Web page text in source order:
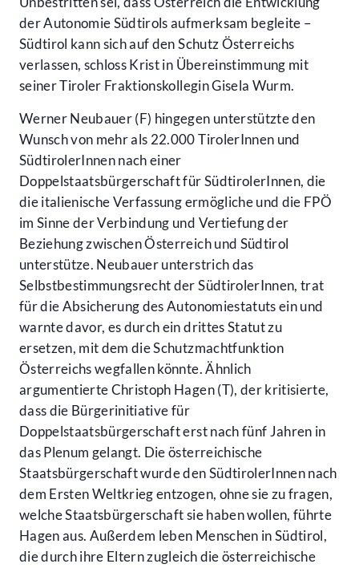
der Autonomie Südtirols aufmerksam begleite –
Südtirol kann sich auf den Schutz Österreichs
verlassen, schloss Krist in Übereinstimmung mit
seiner Tiroler Fraktionskollegin Gisela Wurm.
Werner Neubauer (F) hingegen unterstützte den
Wunsch von mehr als 22.000 TirolerInnen und
SüdtirolerInnen nach einer
Doppelstaatsbürgerschaft für SüdtirolerInnen, die
die italienische Verfassung ermögliche und die FPÖ
im Sinne der Verbindung und Vertiefung der
Beziehung zwischen Österreich und Südtirol
unterstütze. Neubauer unterstrich das
Selbstbestimmungsrecht der SüdtirolerInnen, trat
für die Absicherung des Autonomiestatuts ein und
warnte davor, es durch ein drittes Statut zu
ersetzen, mit dem die Schutzmachtfunktion
Österreichs wegfallen könnte. Ähnlich
argumentierte Christoph Hagen (T), der kritisierte,
dass die Bürgerinitiative für
Doppelstaatsbürgerschaft erst nach fünf Jahren in
das Plenum gelangt. Die österreichische
Staatsbürgerschaft wurde den SüdtirolerInnen nach
dem Ersten Weltkrieg entzogen, ohne sie zu fragen,
welche Staatsbürgerschaft sie haben wollen, führte
Hagen aus. Außerdem leben Menschen in Südtirol,
die durch ihre Eltern zugleich die österreichische